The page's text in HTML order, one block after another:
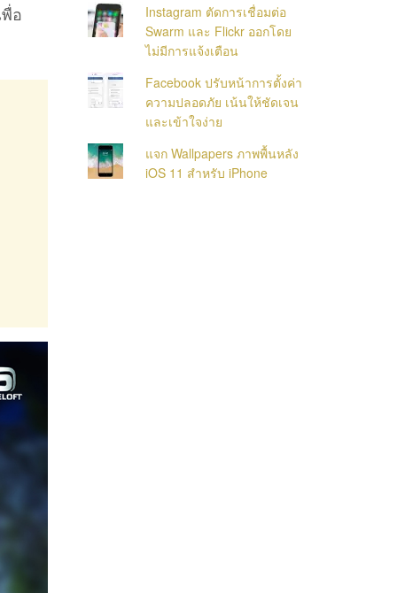
อ
Instagram ตัดการเชื่อมต่อ
Swarm และ Flickr ออกโดย
ไม่มีการแจ้งเตือน
Facebook ปรับหน้าการตั้งค่า
ความปลอดภัย เน้นให้ชัดเจน
และเข้าใจง่าย
แจก Wallpapers ภาพพื้นหลัง
iOS 11 สำหรับ iPhone